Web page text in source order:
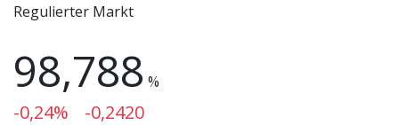
Regulierter Markt
98,788 %
-0,24% -0,2420